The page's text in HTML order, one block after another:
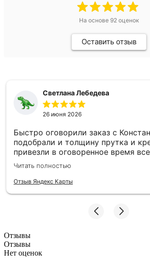
На основе 92 оценок
Оставить отзыв
Светлана Лебедева
26 июня 2026
Быстро оговорили заказ с
подобрали и толщину прутка и
привезли в оговоренное время
заборные пролеты теперь радуют
монтажа. Единственное то, что
було терминала, наличку, чтобы
Читать полностью
Отзыв Яндекс Карты
Отзывы
Отзывы
Нет оценок